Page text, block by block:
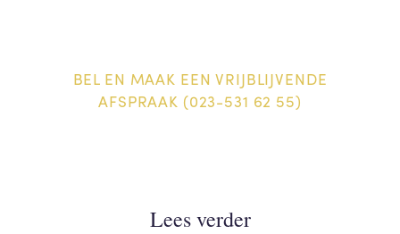
BEL EN MAAK EEN VRIJBLIJVENDE
AFSPRAAK (023-531 62 55)
Lees verder